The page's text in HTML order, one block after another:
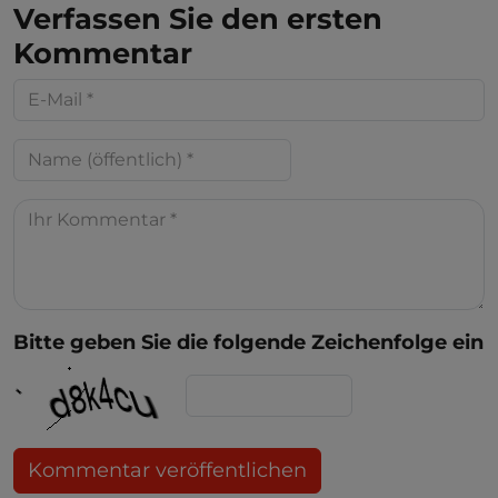
Verfassen Sie den ersten
Kommentar
Bitte geben Sie die folgende Zeichenfolge ein
Kommentar veröffentlichen